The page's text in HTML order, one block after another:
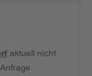
aktuell nicht